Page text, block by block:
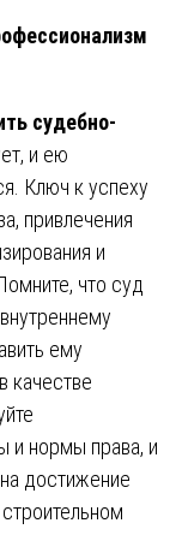
судебно-
и ею
Ключ к успеху
привлечения
и
что суд
ему
качестве
и нормы права, и
достижение